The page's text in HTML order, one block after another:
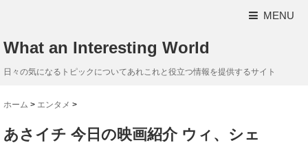
MENU
What an Interesting World
日々の気になるトピックについてあれこれと役立つ情報を提供するサイト
ホーム > エンタメ >
あさイチ 今日の映画紹介 ウィ、シェ